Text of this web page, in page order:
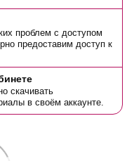
проблем с доступом
предоставим доступ к
скачивать
в своём аккаунте.